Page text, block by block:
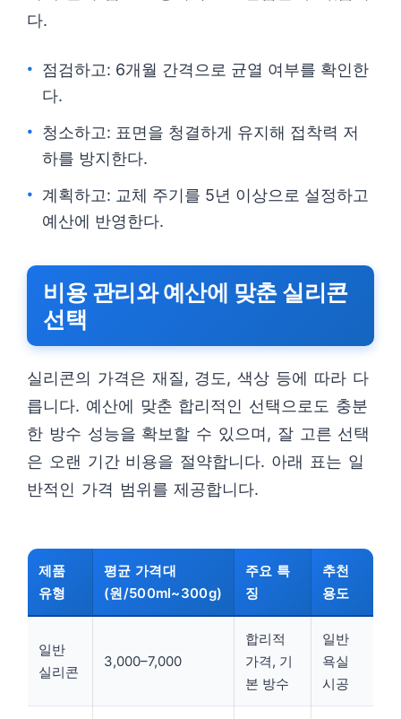
다.
점검하고: 6개월 간격으로 균열 여부를 확인한
다.
청소하고: 표면을 청결하게 유지해 접착력 저
하를 방지한다.
계획하고: 교체 주기를 5년 이상으로 설정하고
예산에 반영한다.
비용 관리와 예산에 맞춘 실리콘
선택
실리콘의 가격은 재질, 경도, 색상 등에 따라 다
릅니다. 예산에 맞춘 합리적인 선택으로도 충분
한 방수 성능을 확보할 수 있으며, 잘 고른 선택
은 오랜 기간 비용을 절약합니다. 아래 표는 일
반적인 가격 범위를 제공합니다.
제품
유형
평균 가격대
(원/500ml~300g)
주요 특
징
추천
용도
일반
실리콘
3,000–7,000
합리적
가격, 기
본 방수
일반
욕실
시공